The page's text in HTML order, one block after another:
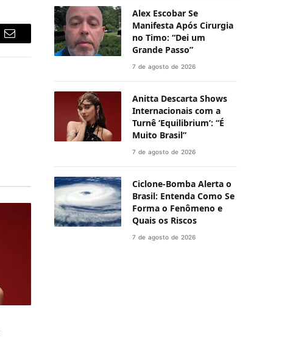
E-
Alex Escobar Se
Manifesta Após Cirurgia
no Timo: “Dei um
Grande Passo”
7 de agosto de 2026
Anitta Descarta Shows
Internacionais com a
Turnê ‘Equilibrium’: “É
Muito Brasil”
7 de agosto de 2026
Ciclone-Bomba Alerta o
Brasil: Entenda Como Se
Forma o Fenômeno e
Quais os Riscos
7 de agosto de 2026